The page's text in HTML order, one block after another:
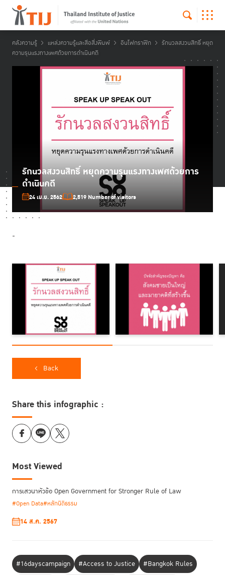
คลังความรู้ แหล่งความรู้และสื่อสิ่งพิมพ์ อินโฟกราฟิก
รักนวลสงวนสิทธิ์ หยุด
ความรุนแรงทางเพศด้วยการดำเนินคดี
รักนวลสงวนสิทธิ์ หยุดความรุนแรงทางเพศด้วยการ
ดำเนินคดี
24 เม.ย. 2562 2,519 Number of visitors
-
Back
Share this infographic :
Most Viewed
การเสวนาหัวข้อ Open Government for Stronger Rule of Law
#Open Data#หลักนิติธรรม
14 ส.ค. 2567
#16dayscampaign #Access to Justice
#Bangkok Rules